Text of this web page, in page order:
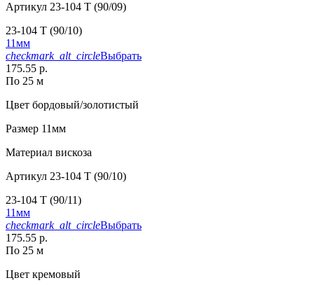
Артикул 23-104 T (90/09)
23-104 T (90/10)
11мм
checkmark_alt_circleВыбрать
175.55 р.
По 25 м
Цвет бордовый/золотистый
Размер 11мм
Материал вискоза
Артикул 23-104 T (90/10)
23-104 T (90/11)
11мм
checkmark_alt_circleВыбрать
175.55 р.
По 25 м
Цвет кремовый